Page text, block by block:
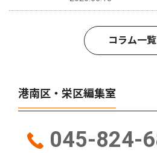
コラム一覧
港南区・栄区編集室
045-824-